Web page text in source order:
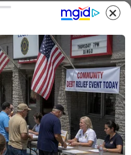
tình cảm sâu đậm của
đối với các chiến sỹ ở
vệ quê hương.